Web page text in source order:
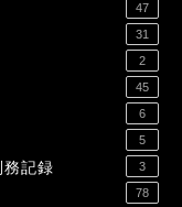
47
31
2
45
6
5
記録 3
78